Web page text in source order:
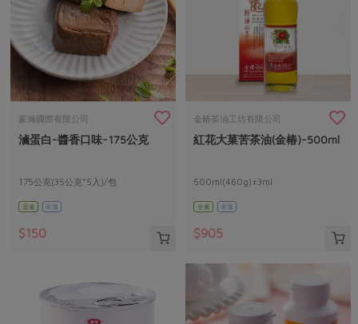
肉品・水產
水畜加工品
調理食材・點心
調味醬料/南北貨 烘焙
蔬食
蛋料理
料理方式
醬料
湯品．鍋物
涼拌沙拉
2026年端午節預購圓滿結束
更多預購活動
當季產品
合作25-經典快閃最後一週
合作25-精選產品第三彈
更多當季產品
主婦聯盟X樂齡網特約優惠案
社內大小事
產品故事
樂齡生活
廚房瑜伽
減硝酸鹽
公益金 食農教育
認識合作社
關於我們
合作社組織
員工與求才
自主把關
檢驗報告
硝酸鹽檢驗
社員權益
重要公告
豪瀚國際有限公司
滷蛋白-醬香口味-175公克
175公克(35公克*5入)/包
蛋素 常溫
$150
金椿茶油工坊有限公司
紅花大菓苦茶油(金椿)-500ml
500ml(460g)±3ml
全素 常溫
$905